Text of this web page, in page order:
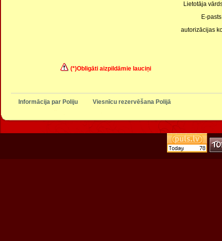
Lietotāja
E-
autorizācijas
(*)Obligāti aizpildāmie lauciņi
Informācija par Poliju Viesnīcu rezervēšana Polijā